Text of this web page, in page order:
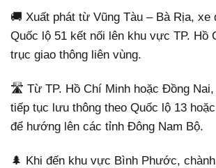
🚚 Xuất phát từ Vũng Tàu – Bà Rịa, xe
Quốc lộ 51 kết nối lên khu vực TP. Hồ
trục giao thông liên vùng.
🛣️ Từ TP. Hồ Chí Minh hoặc Đồng
tiếp tục lưu thông theo Quốc lộ 13
để hướng lên các tỉnh Đông Nam Bộ.
🌲 Khi đến khu vực Bình Phước,